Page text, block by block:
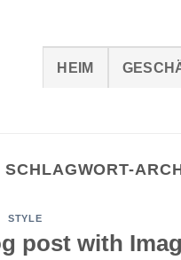
HEIM
SCHLAGWORT-
STYLE
post with